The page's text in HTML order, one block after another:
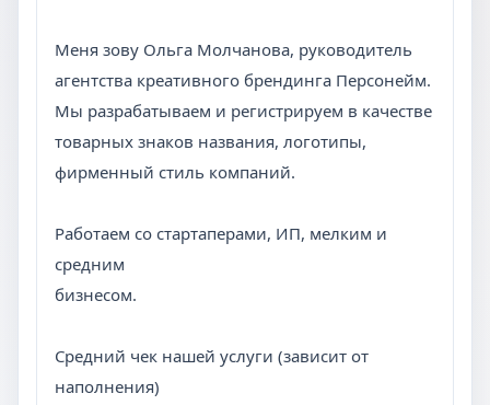
Меня зову Ольга Молчанова, руководитель
агентства креативного брендинга Персонейм.
Мы разрабатываем и регистрируем в качестве
товарных знаков названия, логотипы,
фирменный стиль компаний.
Работаем со стартаперами, ИП, мелким и
средним
бизнесом.
Средний чек нашей услуги (зависит от
наполнения)